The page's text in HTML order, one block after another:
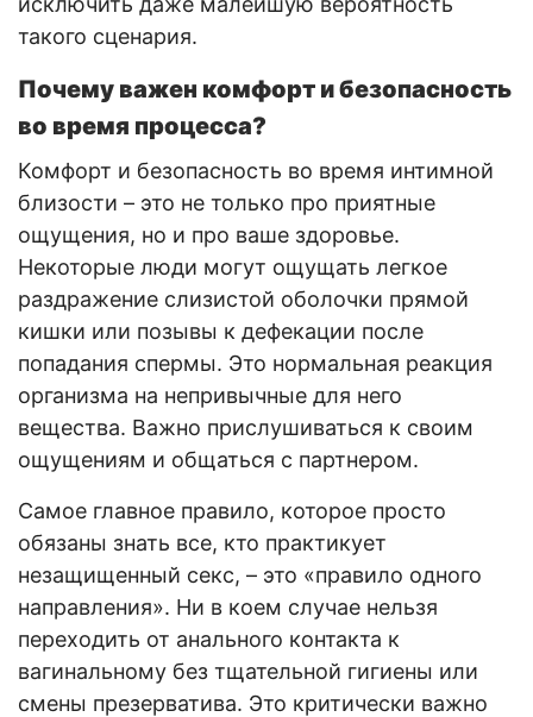
такого сценария.
Почему важен комфорт и безопасность
во время процесса?
Комфорт и безопасность во время интимной
близости – это не только про приятные
ощущения, но и про ваше здоровье.
Некоторые люди могут ощущать легкое
раздражение слизистой оболочки прямой
кишки или позывы к дефекации после
попадания спермы. Это нормальная реакция
организма на непривычные для него
вещества. Важно прислушиваться к своим
ощущениям и общаться с партнером.
Самое главное правило, которое просто
обязаны знать все, кто практикует
незащищенный секс, – это «правило одного
направления». Ни в коем случае нельзя
переходить от анального контакта к
вагинальному без тщательной гигиены или
смены презерватива. Это критически важно